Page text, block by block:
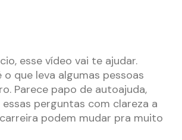
esse vídeo vai te ajudar.
que leva algumas pessoas
Parece papo de autoajuda,
perguntas com clareza a
podem mudar pra muito